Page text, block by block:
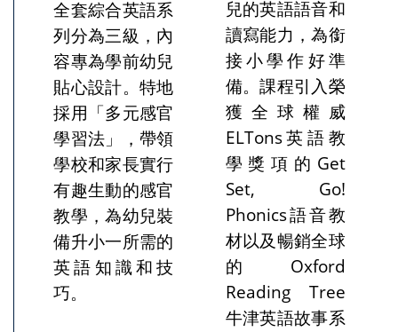
全套綜合英語系
列分為三級，內
容專為學前幼兒
貼心設計。特地
採用「多元感官
學習法」，帶領
學校和家長實行
有趣生動的感官
教學，為幼兒裝
備升小一所需的
英語知識和技
巧。
兒的英語語音和
讀寫能力，為銜
接小學作好準
備。課程引入榮
獲全球權威
ELTons英語教
學獎項的Get
Set, Go!
Phonics語音教
材以及暢銷全球
的Oxford
Reading Tree
牛津英語故事系